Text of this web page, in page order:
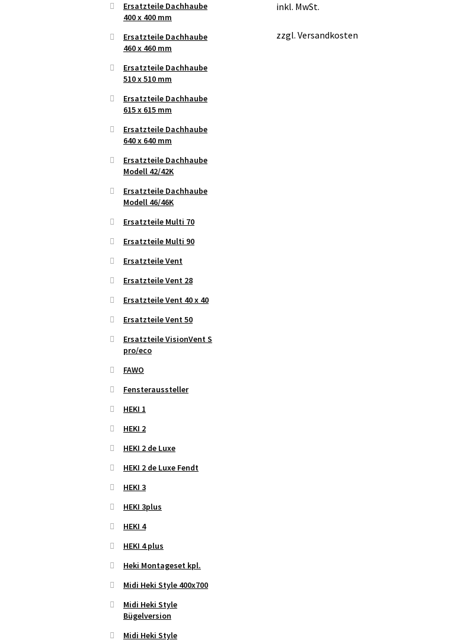
inkl. MwSt.
zzgl. Versandkosten
Ersatzteile Dachhaube
400 x 400 mm
Ersatzteile Dachhaube
460 x 460 mm
Ersatzteile Dachhaube
510 x 510 mm
Ersatzteile Dachhaube
615 x 615 mm
Ersatzteile Dachhaube
640 x 640 mm
Ersatzteile Dachhaube
Modell 42/42K
Ersatzteile Dachhaube
Modell 46/46K
Ersatzteile Multi 70
Ersatzteile Multi 90
Ersatzteile Vent
Ersatzteile Vent 28
Ersatzteile Vent 40 x 40
Ersatzteile Vent 50
Ersatzteile VisionVent S
pro/eco
FAWO
Fensteraussteller
HEKI 1
HEKI 2
HEKI 2 de Luxe
HEKI 2 de Luxe Fendt
HEKI 3
HEKI 3plus
HEKI 4
HEKI 4 plus
Heki Montageset kpl.
Midi Heki Style 400x700
Midi Heki Style
Bügelversion
Midi Heki Style